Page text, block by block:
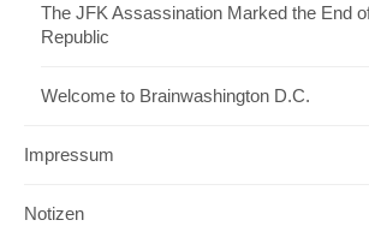
The JFK Assassination Marked the End
Republic
Welcome to Brainwashington D.C.
Impressum
Notizen